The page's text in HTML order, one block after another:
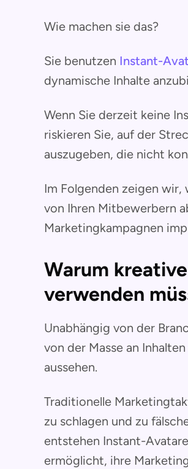
Wie machen sie das?
Sie benutzen Instant-
dynamische Inhalte
Wenn Sie derzeit keine
riskieren Sie, auf der
auszugeben, die nicht
Im Folgenden zeigen
von Ihren Mitbewerbern
Marketingkampagnen
Warum
verwenden
Unabhängig von der
von der Masse an
aussehen.
Traditionelle
zu schlagen und zu
entstehen Instant-
ermöglicht, ihre